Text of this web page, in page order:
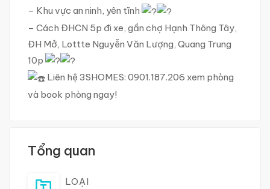
– Khu vực an ninh, yên tĩnh
– Cách ĐHCN 5p đi xe, gần chợ Hạnh Thông Tây,
ĐH Mở, Lottte Nguyễn Văn Lượng, Quang Trung
10p
Liên hệ 3SHOMES: 0901.187.206 xem phòng
và book phòng ngay!
Tổng quan
LOẠI